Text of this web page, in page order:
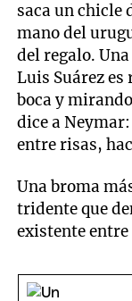
saca un chicle
mano del
del regalo.
Luis Suárez es
boca y
dice a
entre risas,
Una broma
tridente que
existente entre